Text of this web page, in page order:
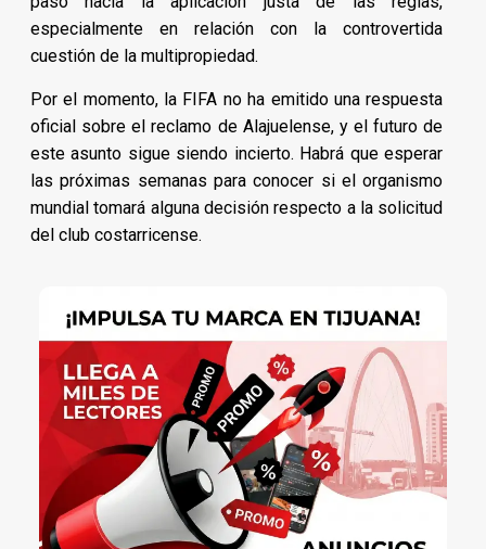
especialmente en relación con la controvertida
cuestión de la multipropiedad.
Por el momento, la FIFA no ha emitido una respuesta
oficial sobre el reclamo de Alajuelense, y el futuro de
este asunto sigue siendo incierto. Habrá que esperar
las próximas semanas para conocer si el organismo
mundial tomará alguna decisión respecto a la solicitud
del club costarricense.